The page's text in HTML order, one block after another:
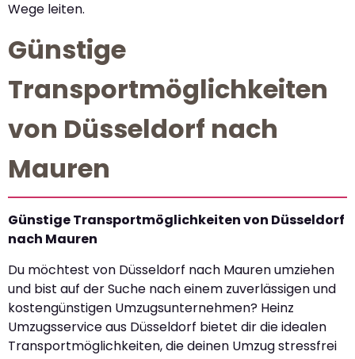
Wege leiten.
Günstige
Transportmöglichkeiten
von Düsseldorf nach
Mauren
Günstige Transportmöglichkeiten von Düsseldorf
nach Mauren
Du möchtest von Düsseldorf nach Mauren umziehen
und bist auf der Suche nach einem zuverlässigen und
kostengünstigen Umzugsunternehmen? Heinz
Umzugsservice aus Düsseldorf bietet dir die idealen
Transportmöglichkeiten, die deinen Umzug stressfrei